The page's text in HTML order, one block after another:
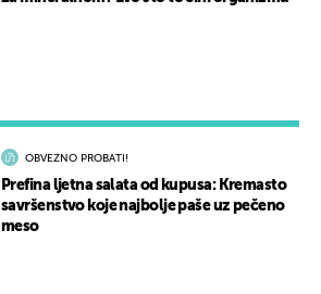
OBVEZNO PROBATI!
Prefina ljetna salata od kupusa: Kremasto
savršenstvo koje najbolje paše uz pečeno
meso